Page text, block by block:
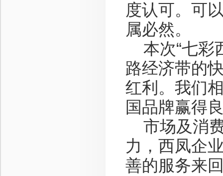
度认可。可
属必然。
本次“七彩
路经济带的
红利。我们
国品牌赢得
市场及消
力，西凤企
善的服务来